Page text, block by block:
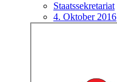
Staatssekretariat
4. Oktober 2016